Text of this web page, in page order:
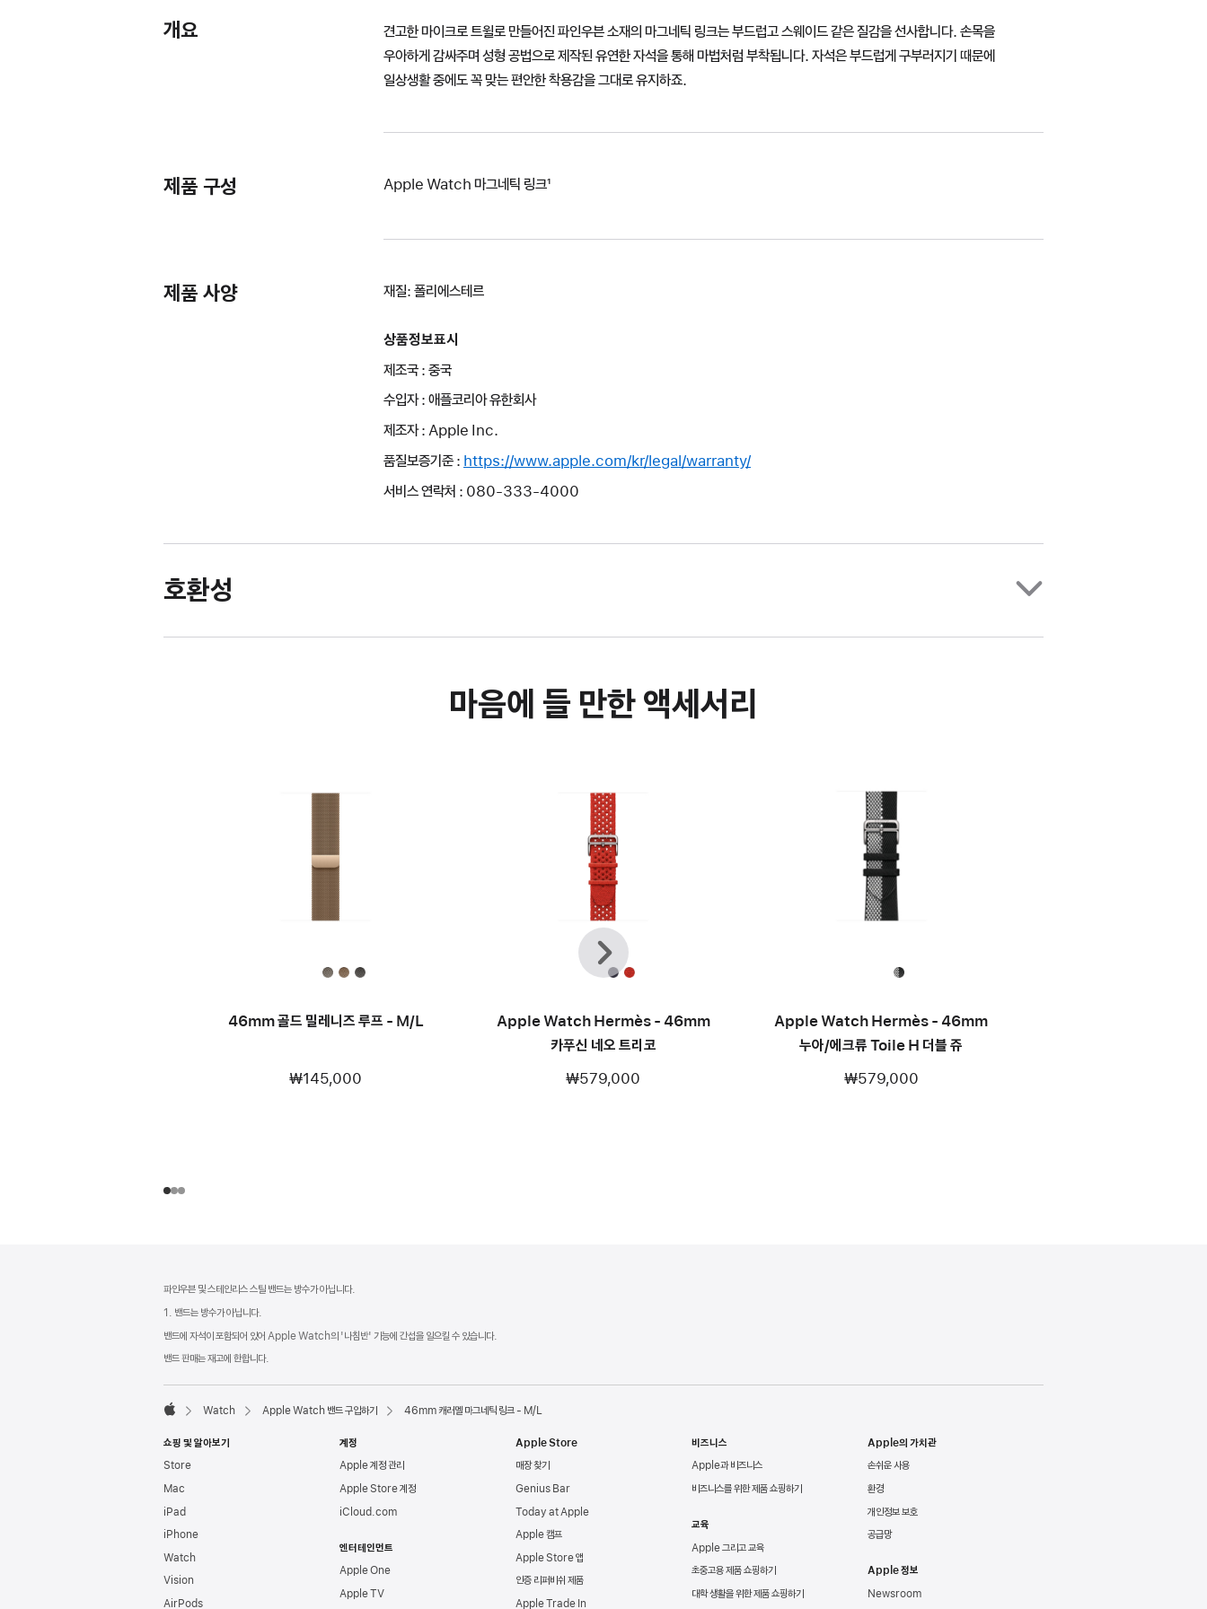
개요
견고한 마이크로 트윌로 만들어진 파인우븐 소재의 마그네틱 링크는 부드럽고 스웨이드 같은 질감을 선사합니다. 손목을
우아하게 감싸주며 성형 공법으로 제작된 유연한 자석을 통해 마법처럼 부착됩니다. 자석은 부드럽게 구부러지기 때문에
일상생활 중에도 꼭 맞는 편안한 착용감을 그대로 유지하죠.
제품 구성 Apple Watch 마그네틱 링크¹
제품 사양 재질: 폴리에스테르
상품정보표시
제조국 : 중국
수입자 : 애플코리아 유한회사
제조자 : Apple Inc.
품질보증기준 : https://www.apple.com/kr/legal/warranty/
서비스 연락처 : 080-333-4000
호환성
마음에 들 만한 액세서리
46mm 골드 밀레니즈 루프 - M/L
₩145,000
Apple Watch Hermès - 46mm
카푸신 네오 트리코
₩579,000
Apple Watch Hermès - 46mm
누아/에크류 Toile H 더블 쥬
₩579,000
이전
다음
파인우븐 및 스테인리스 스틸 밴드는 방수가 아닙니다.
1. 밴드는 방수가 아닙니다.
밴드에 자석이 포함되어 있어 Apple Watch의 '나침반' 기능에 간섭을 일으킬 수 있습니다.
밴드 판매는 재고에 한합니다.
Watch Apple Watch 밴드 구입하기 46mm 캐러멜 마그네틱 링크 - M/L
쇼핑 및 알아보기
Store
Mac
iPad
iPhone
Watch
Vision
AirPods
계정
Apple 계정 관리
Apple Store 계정
iCloud.com
엔터테인먼트
Apple One
Apple TV
Apple Store
매장 찾기
Genius Bar
Today at Apple
Apple 캠프
Apple Store 앱
인증 리퍼비쉬 제품
Apple Trade In
비즈니스
Apple과 비즈니스
비즈니스를 위한 제품 쇼핑하기
교육
Apple 그리고 교육
초중고용 제품 쇼핑하기
대학 생활을 위한 제품 쇼핑하기
Apple의 가치관
손쉬운 사용
환경
개인정보 보호
공급망
Apple 정보
Newsroom